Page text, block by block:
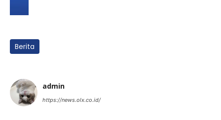
Berita
admin
https://news.olx.co.id/